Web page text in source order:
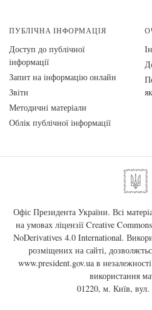
ПУБЛІЧНА ІНФОРМАЦІЯ
Доступ до публічної
інформації
Запит на інформацію онлайн
Звіти
Методичні матеріали
Облік публічної інформації
Офіс Президента України. Всі
на умовах ліцензії Creative
NoDerivatives 4.0 International.
розміщених на сайті,
www.president.gov.uaв
використання
01220, м. Київ, вул.